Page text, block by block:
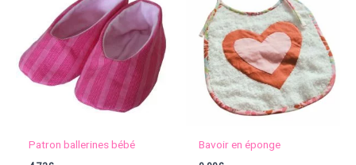
Patron ballerines bébé Bavoir en éponge